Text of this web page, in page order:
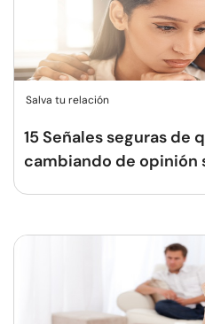
Salva tu relación
15 Señales seguras de
cambiando de opinión